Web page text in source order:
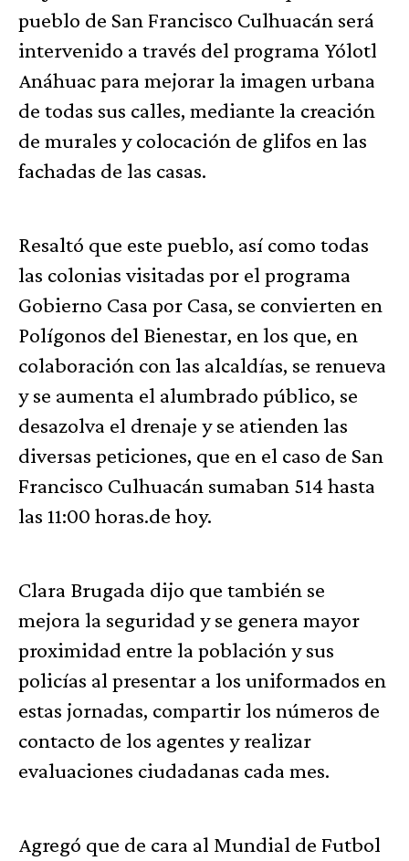
pueblo de San Francisco Culhuacán será
intervenido a través del programa Yólotl
Anáhuac para mejorar la imagen urbana
de todas sus calles, mediante la creación
de murales y colocación de glifos en las
fachadas de las casas.
Resaltó que este pueblo, así como todas
las colonias visitadas por el programa
Gobierno Casa por Casa, se convierten en
Polígonos del Bienestar, en los que, en
colaboración con las alcaldías, se renueva
y se aumenta el alumbrado público, se
desazolva el drenaje y se atienden las
diversas peticiones, que en el caso de San
Francisco Culhuacán sumaban 514 hasta
las 11:00 horas.de hoy.
Clara Brugada dijo que también se
mejora la seguridad y se genera mayor
proximidad entre la población y sus
policías al presentar a los uniformados en
estas jornadas, compartir los números de
contacto de los agentes y realizar
evaluaciones ciudadanas cada mes.
Agregó que de cara al Mundial de Futbol